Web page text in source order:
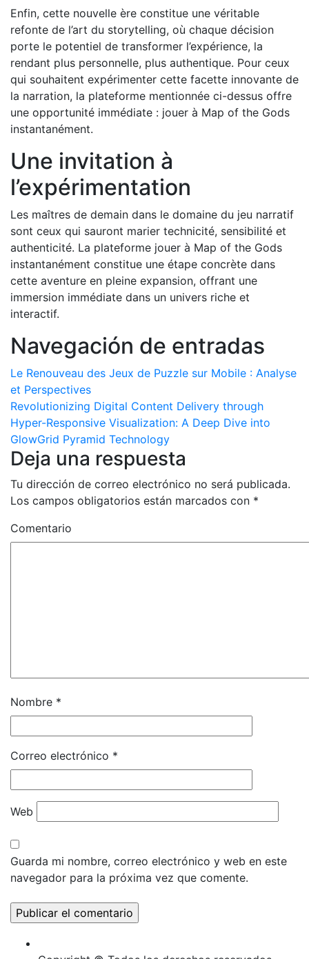
Enfin, cette nouvelle ère constitue une véritable
refonte de l’art du storytelling, où chaque décision
porte le potentiel de transformer l’expérience, la
rendant plus personnelle, plus authentique. Pour ceux
qui souhaitent expérimenter cette facette innovante de
la narration, la plateforme mentionnée ci-dessus offre
une opportunité immédiate : jouer à Map of the Gods
instantanément.
Une invitation à
l’expérimentation
Les maîtres de demain dans le domaine du jeu narratif
sont ceux qui sauront marier technicité, sensibilité et
authenticité. La plateforme jouer à Map of the Gods
instantanément constitue une étape concrète dans
cette aventure en pleine expansion, offrant une
immersion immédiate dans un univers riche et
interactif.
Navegación de entradas
Le Renouveau des Jeux de Puzzle sur Mobile : Analyse
et Perspectives
Revolutionizing Digital Content Delivery through
Hyper-Responsive Visualization: A Deep Dive into
GlowGrid Pyramid Technology
Deja una respuesta
Tu dirección de correo electrónico no será publicada.
Los campos obligatorios están marcados con *
Comentario
Nombre *
Correo electrónico *
Web
Guarda mi nombre, correo electrónico y web en este
navegador para la próxima vez que comente.